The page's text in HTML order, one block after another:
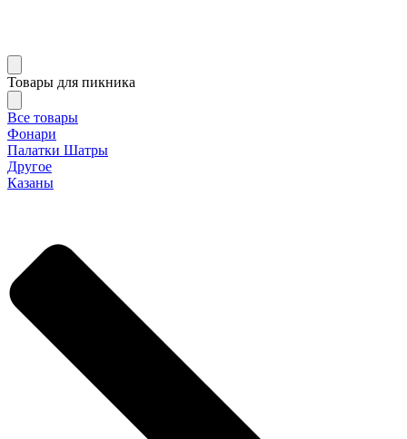
Товары для пикника
Все товары
Фонари
Палатки Шатры
Другое
Казаны